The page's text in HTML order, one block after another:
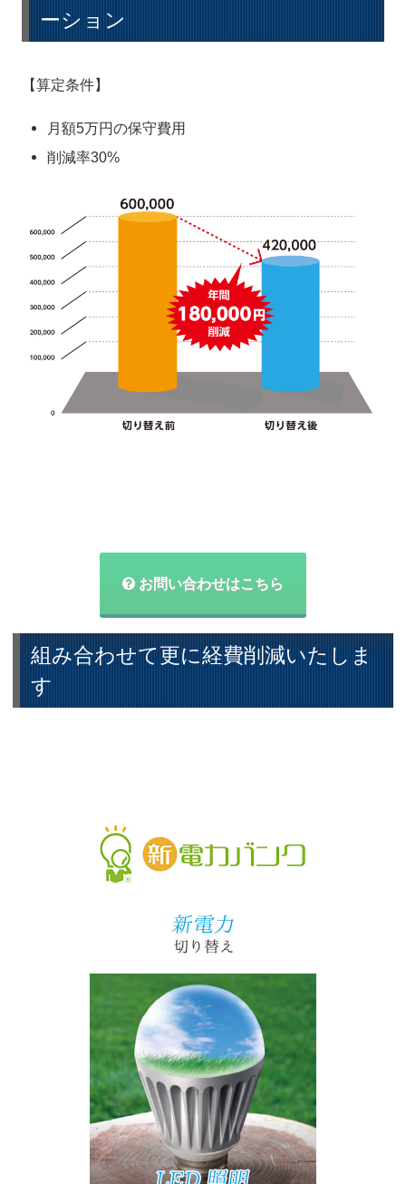
ーション
【算定条件】
月額5万円の保守費用
削減率30%
お問い合わせはこちら
組み合わせて更に経費削減いたしま
す